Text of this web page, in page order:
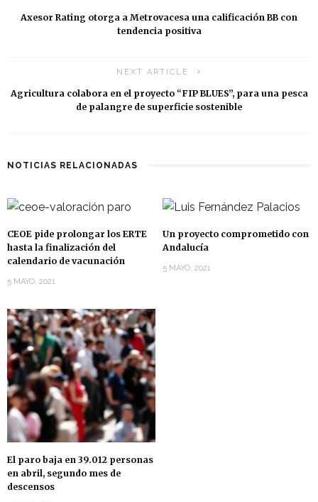
Axesor Rating otorga a Metrovacesa una calificación BB con
tendencia positiva
NEXT ARTICLE
Agricultura colabora en el proyecto “FIP BLUES”, para una pesca
de palangre de superficie sostenible
NOTICIAS RELACIONADAS
CEOE pide prolongar los ERTE
hasta la finalización del
calendario de vacunación
5 MAYO, 2021
Un proyecto comprometido con
Andalucía
5 MAYO, 2021
El paro baja en 39.012 personas
en abril, segundo mes de
descensos